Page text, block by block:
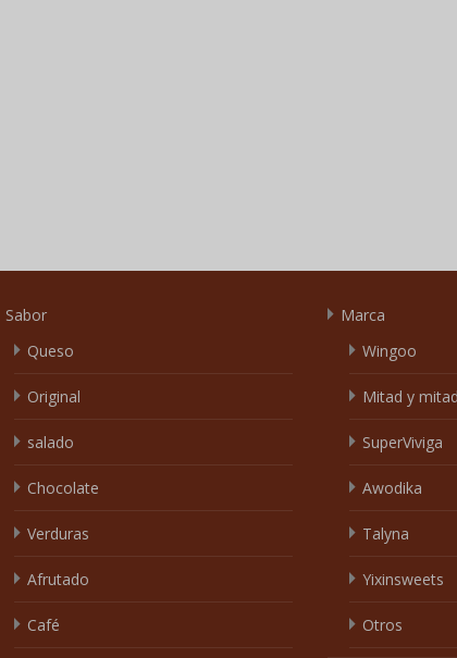
Sabor
Queso
Original
salado
Chocolate
Verduras
Afrutado
Café
Marca
Wingoo
Mitad y mitad
SuperViviga
Awodika
Talyna
Yixinsweets
Otros